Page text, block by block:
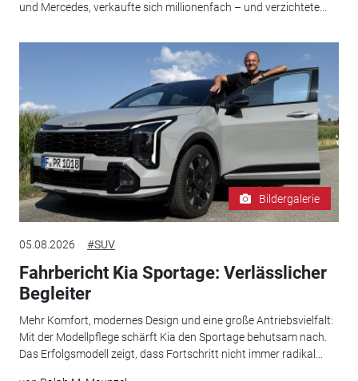
und Mercedes, verkaufte sich millionenfach – und verzichtete...
Bildergalerie
05.08.2026 #SUV
Fahrbericht Kia Sportage: Verlässlicher
Begleiter
Mehr Komfort, modernes Design und eine große Antriebsvielfalt:
Mit der Modellpflege schärft Kia den Sportage behutsam nach.
Das Erfolgsmodell zeigt, dass Fortschritt nicht immer radikal...